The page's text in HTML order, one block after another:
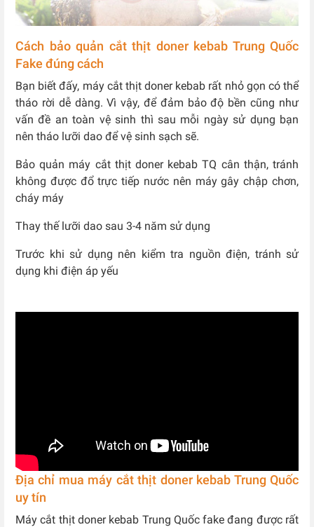
Cách bảo quản cắt thịt doner kebab Trung Quốc
Fake đúng cách
Bạn biết đấy, máy cắt thịt doner kebab rất nhỏ gọn có thể
tháo rời dễ dàng. Vì vậy, để đảm bảo độ bền cũng như
vấn đề an toàn vệ sinh thì sau mỗi ngày sử dụng bạn
nên tháo lưỡi dao để vệ sinh sạch sẽ.
Bảo quản máy cắt thịt doner kebab TQ cân thận, tránh
không được đổ trực tiếp nước nên máy gây chập chơn,
cháy máy
Thay thế lưỡi dao sau 3-4 năm sử dụng
Trước khi sử dụng nên kiểm tra nguồn điện, tránh sử
dụng khi điện áp yếu
Địa chỉ mua máy cắt thịt doner kebab Trung Quốc
uy tín
Máy cắt thịt doner kebab Trung Quốc fake đang được rất